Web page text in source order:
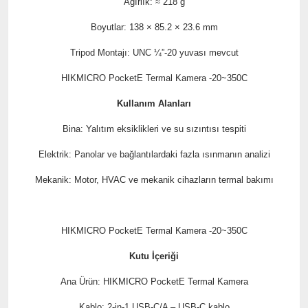
Boyutlar: 138 × 85.2 × 23.6 mm
Tripod Montajı: UNC ¼”-20 yuvası mevcut
HIKMICRO PocketE Termal Kamera -20~350C
Kullanım Alanları
Bina: Yalıtım eksiklikleri ve su sızıntısı tespiti
Elektrik: Panolar ve bağlantılardaki fazla ısınmanın analizi
Mekanik: Motor, HVAC ve mekanik cihazların termal bakımı
HIKMICRO PocketE Termal Kamera -20~350C
Kutu İçeriği
Ana Ürün: HIKMICRO PocketE Termal Kamera